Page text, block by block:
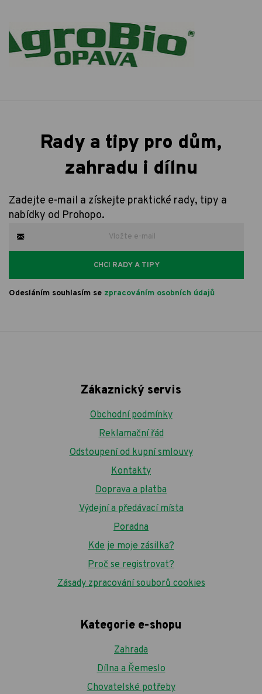
Rady a tipy pro dům,
zahradu i dílnu
Zadejte e-mail a získejte praktické rady, tipy a
nabídky od Prohopo.
CHCI RADY A TIPY
Odesláním souhlasím se zpracováním osobních údajů
Zákaznický servis
Obchodní podmínky
Reklamační řád
Odstoupení od kupní smlouvy
Kontakty
Doprava a platba
Výdejní a předávací místa
Poradna
Kde je moje zásilka?
Proč se registrovat?
Zásady zpracování souborů cookies
Kategorie e-shopu
Zahrada
Dílna a Řemeslo
Chovatelské potřeby